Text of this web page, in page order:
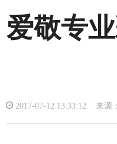
爱敬专
2017-07-12 13:33:12 来源